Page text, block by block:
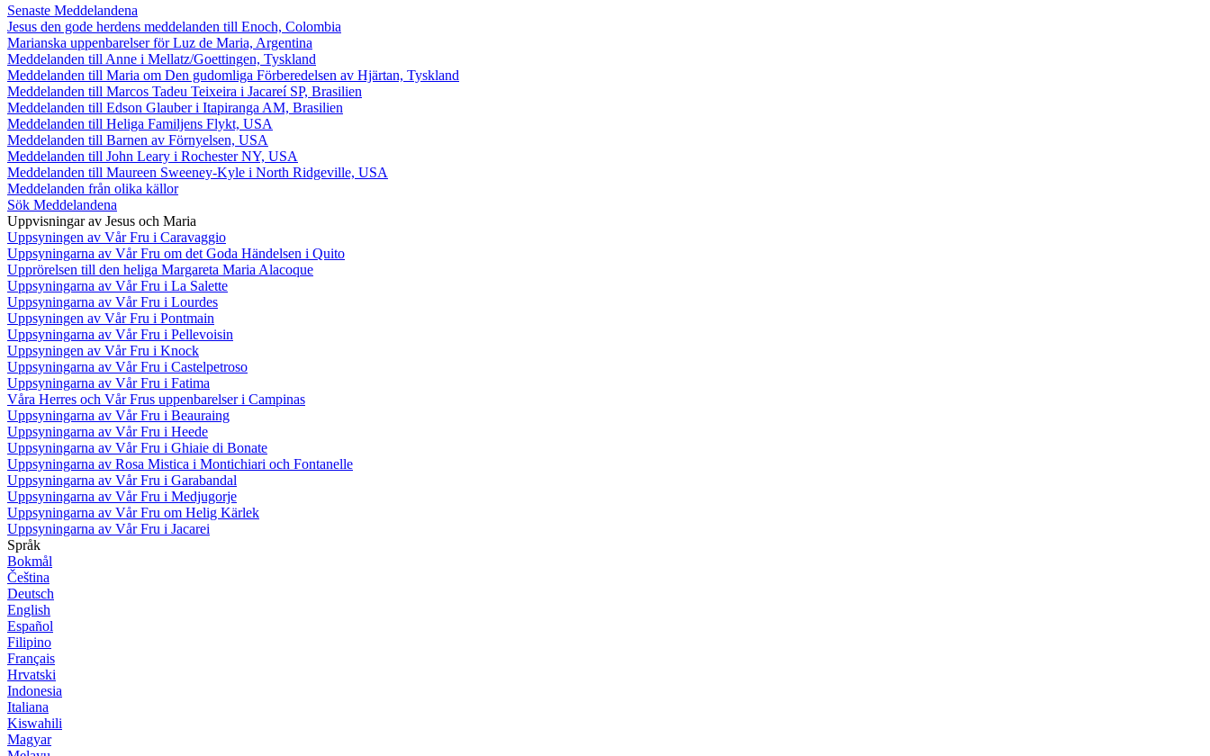
Senaste Meddelandena
Jesus den gode herdens meddelanden till Enoch, Colombia
Marianska uppenbarelser för Luz de Maria, Argentina
Meddelanden till Anne i Mellatz/Goettingen, Tyskland
Meddelanden till Maria om Den gudomliga Förberedelsen av Hjärtan, Tyskland
Meddelanden till Marcos Tadeu Teixeira i Jacareí SP, Brasilien
Meddelanden till Edson Glauber i Itapiranga AM, Brasilien
Meddelanden till Heliga Familjens Flykt, USA
Meddelanden till Barnen av Förnyelsen, USA
Meddelanden till John Leary i Rochester NY, USA
Meddelanden till Maureen Sweeney-Kyle i North Ridgeville, USA
Meddelanden från olika källor
Sök Meddelandena
Uppvisningar av Jesus och Maria
Uppsyningen av Vår Fru i Caravaggio
Uppsyningarna av Vår Fru om det Goda Händelsen i Quito
Upprörelsen till den heliga Margareta Maria Alacoque
Uppsyningarna av Vår Fru i La Salette
Uppsyningarna av Vår Fru i Lourdes
Uppsyningen av Vår Fru i Pontmain
Uppsyningarna av Vår Fru i Pellevoisin
Uppsyningen av Vår Fru i Knock
Uppsyningarna av Vår Fru i Castelpetroso
Uppsyningarna av Vår Fru i Fatima
Våra Herres och Vår Frus uppenbarelser i Campinas
Uppsyningarna av Vår Fru i Beauraing
Uppsyningarna av Vår Fru i Heede
Uppsyningarna av Vår Fru i Ghiaie di Bonate
Uppsyningarna av Rosa Mistica i Montichiari och Fontanelle
Uppsyningarna av Vår Fru i Garabandal
Uppsyningarna av Vår Fru i Medjugorje
Uppsyningarna av Vår Fru om Helig Kärlek
Uppsyningarna av Vår Fru i Jacarei
Språk
Bokmål
Čeština
Deutsch
English
Español
Filipino
Français
Hrvatski
Indonesia
Italiana
Kiswahili
Magyar